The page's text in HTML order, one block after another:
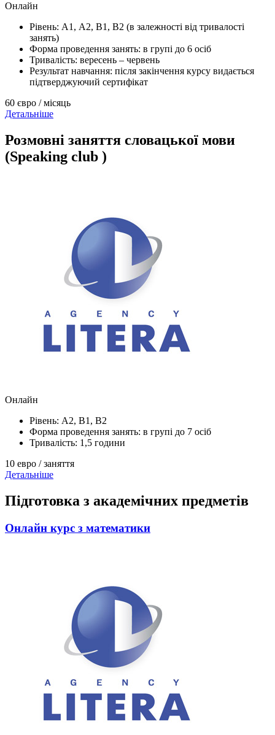
Онлайн
Рівень: А1, А2, В1, В2 (в залежності від тривалості
занять)
Форма проведення занять: в групі до 6 осіб
Тривалість: вересень – червень
Результат навчання: після закінчення курсу видається
підтверджуючий сертифікат
60 євро / місяць
Детальніше
Розмовні заняття словацької мови
(Speaking club )
Онлайн
Рівень: А2, В1, В2
Форма проведення занять: в групі до 7 осіб
Тривалість: 1,5 години
10 евро / заняття
Детальніше
Підготовка з академічних предметів
Онлайн курс з математики